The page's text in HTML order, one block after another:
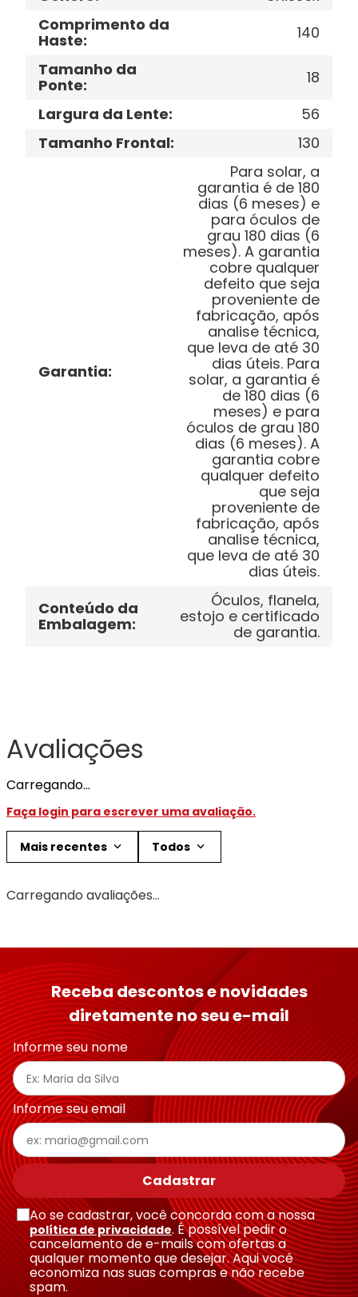
Comprimento da
Haste:
140
Tamanho da
Ponte:
18
Largura da Lente:
56
Tamanho Frontal: 130
Garantia:
Para solar, a
garantia é de 180
dias (6 meses) e
para óculos de
grau 180 dias (6
meses). A garantia
cobre qualquer
defeito que seja
proveniente de
fabricação, após
analise técnica,
que leva de até 30
dias úteis. Para
solar, a garantia é
de 180 dias (6
meses) e para
óculos de grau 180
dias (6 meses). A
garantia cobre
qualquer defeito
que seja
proveniente de
fabricação, após
analise técnica,
que leva de até 30
dias úteis.
Conteúdo da
Embalagem:
Óculos, flanela,
estojo e certificado
de garantia.
Avaliações
Carregando…
Faça login para escrever uma avaliação.
Mais recentes Todos
Carregando avaliações…
Receba descontos e novidades
diretamente no seu e-mail
Informe seu nome
Informe seu email
Cadastrar
Ao se cadastrar, você concorda com a nossa
política de privacidade. É possível pedir o
cancelamento de e-mails com ofertas a
qualquer momento que desejar. Aqui você
economiza nas suas compras e não recebe
spam.